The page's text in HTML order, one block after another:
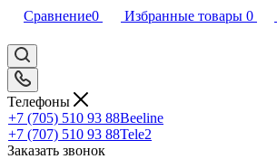
Сравнение0 Избранные товары 0
Телефоны
+7 (705) 510 93 88Beeline
+7 (707) 510 93 88Tele2
Заказать звонок